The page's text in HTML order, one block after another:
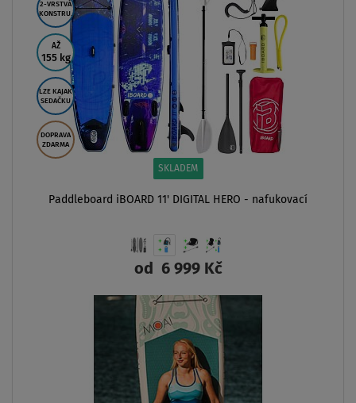
2-VRSTVÁ
KONSTRU.
AŽ
155 kg
LZE KAJAK
SEDAČKU
DOPRAVA
ZDARMA
SKLADEM
Paddleboard iBOARD 11' DIGITAL HERO - nafukovací
od 6 999 Kč
ZOBRAZIT